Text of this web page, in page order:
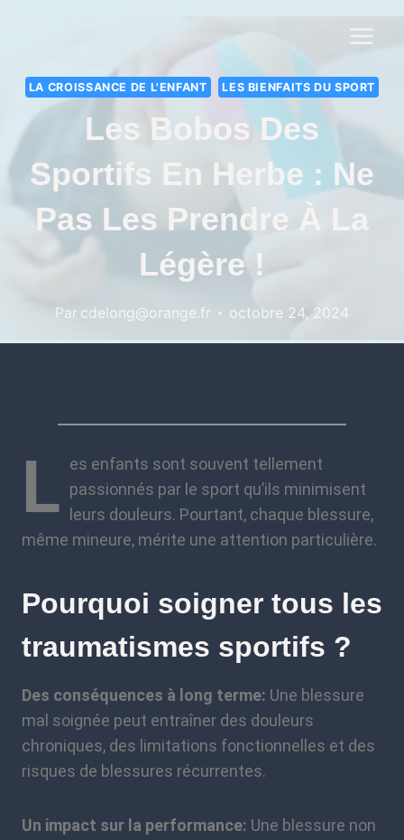
LA CROISSANCE DE L'ENFANT LES BIENFAITS DU SPORT
Les Bobos Des
Sportifs En Herbe : Ne
Pas Les Prendre À La
Légère !
Par cdelong@orange.fr octobre 24, 2024
L es enfants sont souvent tellement
passionnés par le sport qu’ils minimisent
leurs douleurs. Pourtant, chaque blessure,
même mineure, mérite une attention particulière.
Pourquoi soigner tous les
traumatismes sportifs ?
Des conséquences à long terme: Une blessure
mal soignée peut entraîner des douleurs
chroniques, des limitations fonctionnelles et des
risques de blessures récurrentes.
Un impact sur la performance: Une blessure non